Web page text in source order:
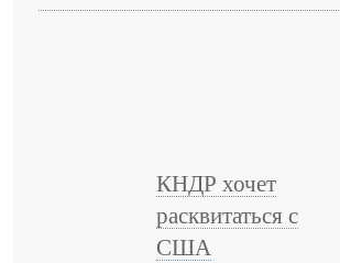
КНДР хочет
расквитаться с
США